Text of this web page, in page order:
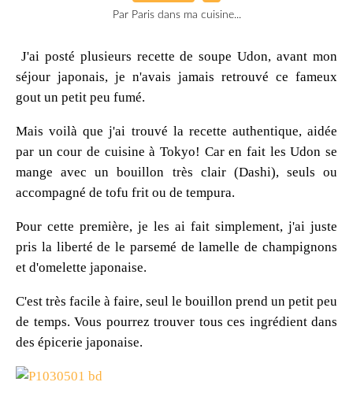
Par Paris dans ma cuisine...
J'ai posté plusieurs recette de soupe Udon, avant mon
séjour japonais, je n'avais jamais retrouvé ce fameux
gout un petit peu fumé.
Mais voilà que j'ai trouvé la recette authentique, aidée
par un cour de cuisine à Tokyo! Car en fait les Udon se
mange avec un bouillon très clair (Dashi), seuls ou
accompagné de tofu frit ou de tempura.
Pour cette première, je les ai fait simplement, j'ai juste
pris la liberté de le parsemé de lamelle de champignons
et d'omelette japonaise.
C'est très facile à faire, seul le bouillon prend un petit peu
de temps. Vous pourrez trouver tous ces ingrédient dans
des épicerie japonaise.